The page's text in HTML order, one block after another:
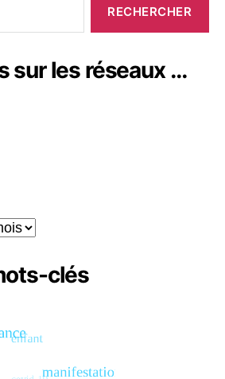
sur les réseaux …
clés